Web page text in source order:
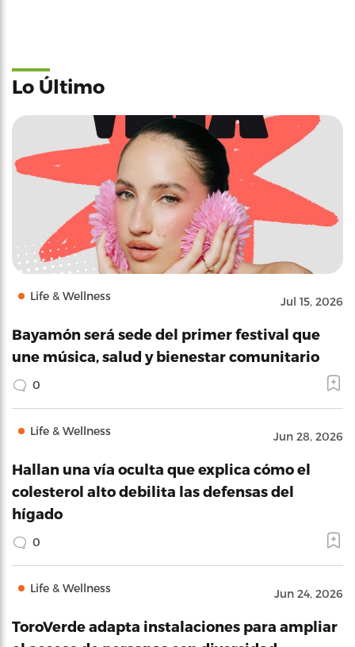
Lo Último
Life & Wellness Jul 15, 2026
Bayamón será sede del primer festival que
une música, salud y bienestar comunitario
0
Life & Wellness Jun 28, 2026
Hallan una vía oculta que explica cómo el
colesterol alto debilita las defensas del
hígado
0
Life & Wellness Jun 24, 2026
ToroVerde adapta instalaciones para ampliar